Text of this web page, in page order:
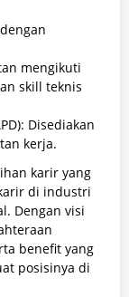
mengikuti
skill teknis
Disediakan
kerja.
karir yang
di industri
Dengan visi
benefit yang
posisinya di